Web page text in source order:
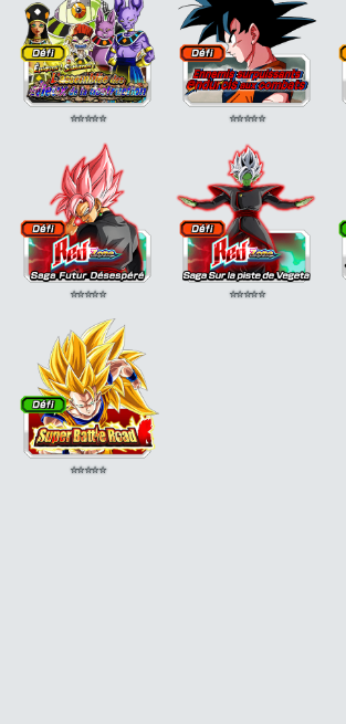
⭐⭐⭐⭐⭐ ⭐⭐⭐⭐⭐
⭐⭐⭐⭐⭐ ⭐⭐⭐⭐⭐
⭐⭐⭐⭐⭐